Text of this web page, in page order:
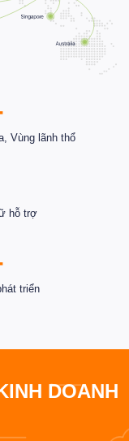
Vùng lãnh thổ
hỗ trợ
triển
DOANH